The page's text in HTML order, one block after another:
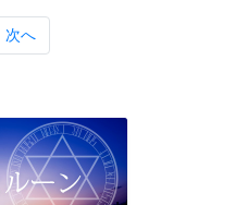
次へ